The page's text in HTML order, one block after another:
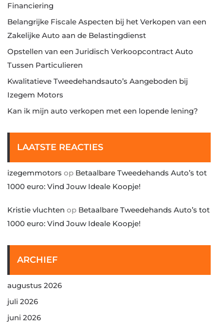
Financiering
Belangrijke Fiscale Aspecten bij het Verkopen van een
Zakelijke Auto aan de Belastingdienst
Opstellen van een Juridisch Verkoopcontract Auto
Tussen Particulieren
Kwalitatieve Tweedehandsauto’s Aangeboden bij
Izegem Motors
Kan ik mijn auto verkopen met een lopende lening?
LAATSTE REACTIES
izegemmotors op Betaalbare Tweedehands Auto’s tot
1000 euro: Vind Jouw Ideale Koopje!
Kristie vluchten op Betaalbare Tweedehands Auto’s tot
1000 euro: Vind Jouw Ideale Koopje!
ARCHIEF
augustus 2026
juli 2026
juni 2026